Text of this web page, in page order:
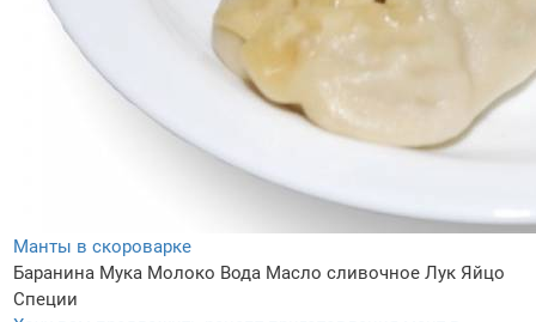
Манты в скороварке
Баранина Мука Молоко Вода Масло сливочное Лук Яйцо
Специи